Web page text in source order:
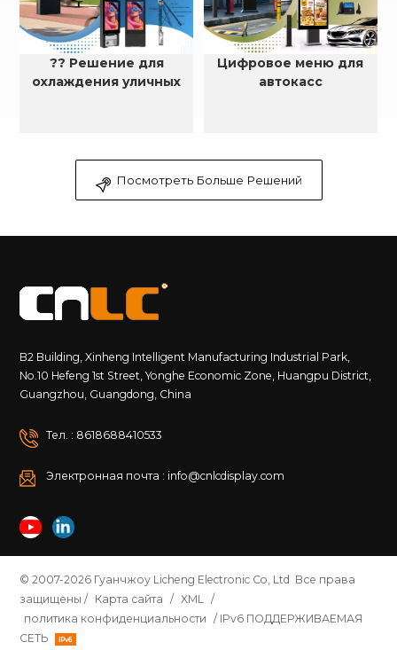
?? Решение для
охлаждения уличных
Цифровое меню для
автокасс
Посмотреть Больше Решений
B2 Building, Xinheng Intelligent Manufacturing Industrial Park,
No.10 Hefeng 1st Street, Yonghe Economic Zone, Huangpu District,
Guangzhou, Guangdong, China
Тел. : 8618688410533
Электронная почта : info@cnlcdisplay.com
© 2007-2026 Гуанчжоу Licheng Electronic Co, Ltd Все права
защищены / Карта сайта / XML
/
политика конфиденциальности / IPv6 ПОДДЕРЖИВАЕМАЯ
СЕТЬ